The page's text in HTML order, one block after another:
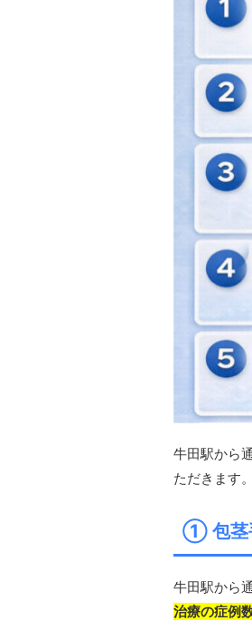
牛田駅から
ただきます。
① 包茎
牛田駅から
治療の症例